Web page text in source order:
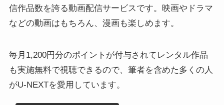
信作品数を誇る動画配信サービスです。映画やドラマ
などの動画はもちろん、漫画も楽しめます。
毎月1,200円分のポイントが付与されてレンタル作品
も実施無料で視聴できるので、筆者を含めた多くの人
がU-NEXTを愛用しています。